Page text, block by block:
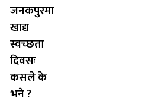
जनकपुरमा
खाद्य
स्वच्छता
दिवसः
कसले के
भने ?